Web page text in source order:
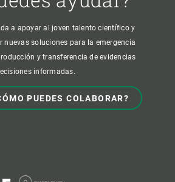
a apoyar al joven talento científico y
nuevas soluciones para la emergencia
y transferencia de evidencias
informadas.
PUEDES COLABORAR?